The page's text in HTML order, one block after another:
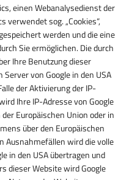
einen Webanalysedienst der
verwendet sog. „Cookies“,
werden und die eine
Sie ermöglichen. Die durch
Ihre Benutzung dieser
von Google in den USA
der Aktivierung der IP-
Ihre IP-Adresse von Google
Europäischen Union oder in
über den Europäischen
Ausnahmefällen wird die volle
in den USA übertragen und
dieser Website wird Google